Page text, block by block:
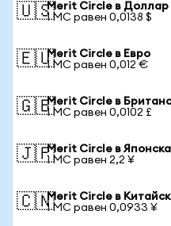
🇺🇸Merit Circle в
1 MC равен 0,0138 $
🇪🇺Merit Circle в Евро
1 MC равен 0,012 €
🇬🇧Merit Circle в
1 MC равен 0,0102 £
🇯🇵Merit Circle в
1 MC равен 2,2 ¥
🇨🇳Merit Circle в
1 MC равен 0,0933 ¥